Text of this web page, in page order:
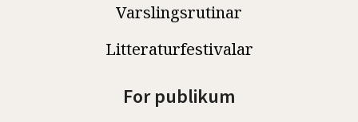
Varslingsrutinar
Litteraturfestivalar
For publikum